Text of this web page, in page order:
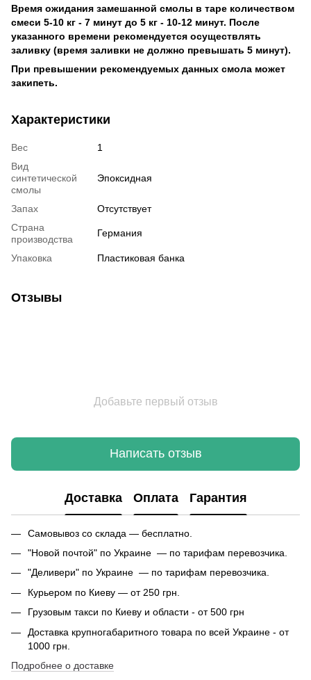
Время ожидания замешанной смолы в таре количеством
смеси 5-10 кг - 7 минут до 5 кг - 10-12 минут. После
указанного времени рекомендуется осуществлять
заливку (время заливки не должно превышать 5 минут).
При превышении рекомендуемых данных смола может
закипеть.
Характеристики
Вес
1
Вид
синтетической
смолы
Эпоксидная
Запах
Отсутствует
Страна
производства
Германия
Упаковка Пластиковая банка
Отзывы
Добавьте первый отзыв
Написать отзыв
Доставка Оплата Гарантия
Самовывоз со склада — бесплатно.
"Новой почтой" по Украине — по тарифам перевозчика.
"Деливери" по Украине — по тарифам перевозчика.
Курьером по Киеву — от 250 грн.
Грузовым такси по Киеву и области - от 500 грн
Доставка крупногабаритного товара по всей Украине - от
1000 грн.
Подробнее о доставке